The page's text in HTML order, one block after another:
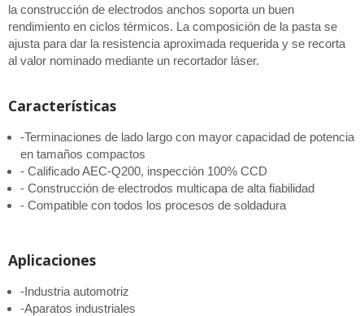
la construcción de electrodos anchos soporta un buen
rendimiento en ciclos térmicos. La composición de la pasta se
ajusta para dar la resistencia aproximada requerida y se recorta
al valor nominado mediante un recortador láser.
Características
-Terminaciones de lado largo con mayor capacidad de potencia
en tamaños compactos
- Calificado AEC-Q200, inspección 100% CCD
- Construcción de electrodos multicapa de alta fiabilidad
- Compatible con todos los procesos de soldadura
Aplicaciones
-Industria automotriz
-Aparatos industriales